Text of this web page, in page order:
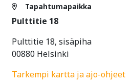
Tapahtumapaikka
Pulttitie 18
Pulttitie 18, sisäpiha
00880 Helsinki
Tarkempi kartta ja ajo-ohjeet